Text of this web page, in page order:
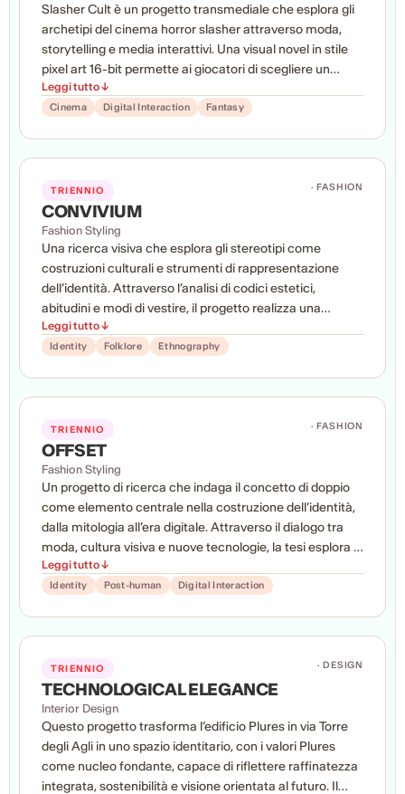
Slasher Cult è un progetto transmediale che esplora gli
archetipi del cinema horror slasher attraverso moda,
storytelling e media interattivi. Una visual novel in stile
pixel art 16-bit permette ai giocatori di scegliere un
personaggio-archetipo e influenzare lo sviluppo della
storia, mentre una narrazione social ispirata agli spazi
Leggi tutto ↓
Cinema Digital Interaction Fantasy
TRIENNIO · FASHION
CONVIVIUM
Fashion Styling
Una ricerca visiva che esplora gli stereotipi come
costruzioni culturali e strumenti di rappresentazione
dell’identità. Attraverso l’analisi di codici estetici,
abitudini e modi di vestire, il progetto realizza una
mappatura di archetipi contemporanei della società
pugliese, offrendo uno sguardo critico e ironico sulle
Leggi tutto ↓
Identity Folklore Ethnography
TRIENNIO · FASHION
OFFSET
Fashion Styling
Un progetto di ricerca che indaga il concetto di doppio
come elemento centrale nella costruzione dell’identità,
dalla mitologia all’era digitale. Attraverso il dialogo tra
moda, cultura visiva e nuove tecnologie, la tesi esplora le
molteplici forme dell’alterità contemporanea, dando vita
a un progetto editoriale sperimentale che combina
Leggi tutto ↓
Identity Post-human Digital Interaction
TRIENNIO · DESIGN
TECHNOLOGICAL ELEGANCE
Interior Design
Questo progetto trasforma l’edificio Plures in via Torre
degli Agli in uno spazio identitario, con i valori Plures
come nucleo fondante, capace di riflettere raffinatezza
integrata, sostenibilità e visione orientata al futuro. Il